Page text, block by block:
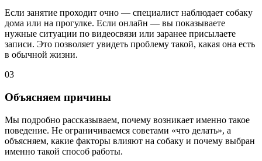
Если занятие проходит очно — специалист наблюдает собаку
дома или на прогулке. Если онлайн — вы показываете
нужные ситуации по видеосвязи или заранее присылаете
записи. Это позволяет увидеть проблему такой, какая она есть
в обычной жизни.
03
Объясняем причины
Мы подробно рассказываем, почему возникает именно такое
поведение. Не ограничиваемся советами «что делать», а
объясняем, какие факторы влияют на собаку и почему выбран
именно такой способ работы.